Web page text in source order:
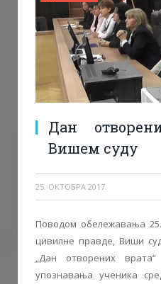
Дан
Вишем суду
25. ОКТОБРА 2017.
Поводом обележавања
цивилне правде, Виши
„Дан отворених
упознавања ученика